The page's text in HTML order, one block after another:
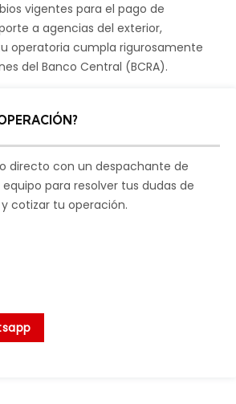
vigentes para el pago de
a agencias del exterior,
operatoria cumpla rigurosamente
del Banco Central (BCRA).
directo con un despachante de
para resolver tus dudas de
cotizar tu operación.